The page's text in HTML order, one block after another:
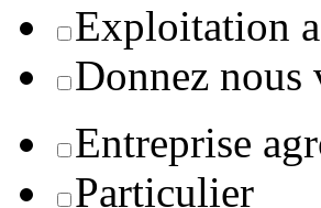
Exploitation
Donnez nous
Entreprise
Particulier